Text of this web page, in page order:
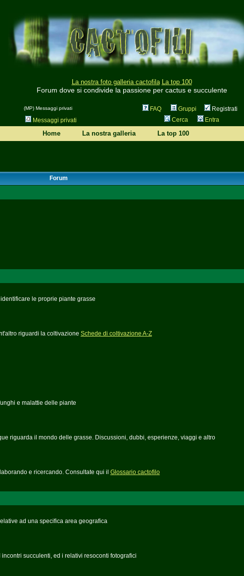
La nostra foto galleria cactofila La top 100
Forum dove si condivide la passione per cactus e succulente
(MP) Messaggi privati FAQ Gruppi
Registrati
Messaggi privati
Cerca Entra
Home La nostra galleria La top 100
Forum
le proprie piante grasse
riguardi la coltivazione Schede di coltivazione A-Z
e malattie delle piante
riguarda il mondo delle grasse. Discussioni, dubbi, esperienze, viaggi e altro
e ricercando. Consultate qui il Glossario cactofilo
ad una specifica area geografica
succulenti, ed i relativi resoconti fotografici